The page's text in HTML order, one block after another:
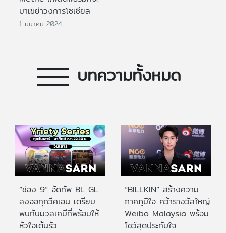
มาเขย่าวงการโซเชียล
1 มีนาคม 2024
บทความทั้งหมด
“ช่อง 9” จัดทัพ BL GL
ลงจอทุกวีคเอน เตรียม
พบกับมวลเคมีที่พร้อมให้
หัวใจเต้นรัว
“BILLKIN” สร้างความ
ภาคภูมิใจ คว้ารางวัลใหญ่
Weibo Malaysia พร้อม
โชว์สุดประทับใจ